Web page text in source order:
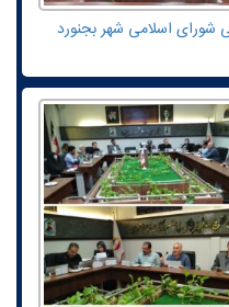
شورای اسلامی شهر بجنورد